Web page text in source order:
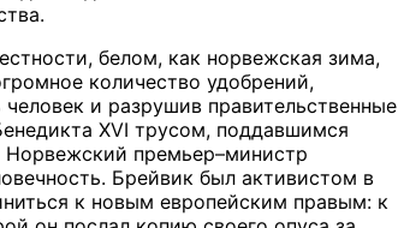
белом, как норвежская зима,
количество удобрений,
и разрушив правительственные
XVI трусом, поддавшимся
Норвежский премьер–министр
Брейвик был активистом в
к новым европейским правым: к